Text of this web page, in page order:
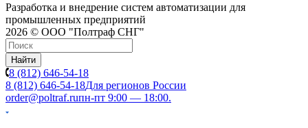
Разработка и внедрение систем автоматизации для
промышленных предприятий
2026 © ООО "Полтраф СНГ"
Найти
8 (812) 646-54-18
8 (812) 646-54-18Для регионов России
order@poltraf.ruпн-пт 9:00 — 18:00.